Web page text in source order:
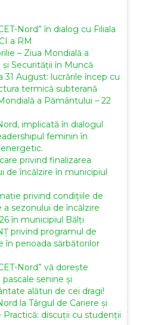
Nord” în dialog cu Filiala
a RM
– Ziua Mondială a
și Securității în Muncă
31 August: lucrările încep cu
termică subterană
a Pământului – 22
implicată în dialogul
feminin în
privind finalizarea
de încălzire în municipiul
privind condițiile de
a sezonului de încălzire
în municipiul Bălți
privind programul de
în perioada sărbătorilor
Nord” vă dorește
senine și
alături de cei dragi!
la Târgul de Cariere și
Practică: discuții cu studenții